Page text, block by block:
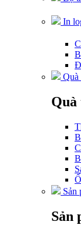
In
Quà
Quà
Sản
Sản